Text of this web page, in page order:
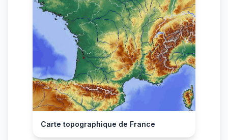
Carte topographique de France